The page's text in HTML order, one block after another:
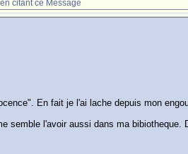
citant ce Message
En fait je l'ai lache depuis mon
semble l'avoir aussi dans ma